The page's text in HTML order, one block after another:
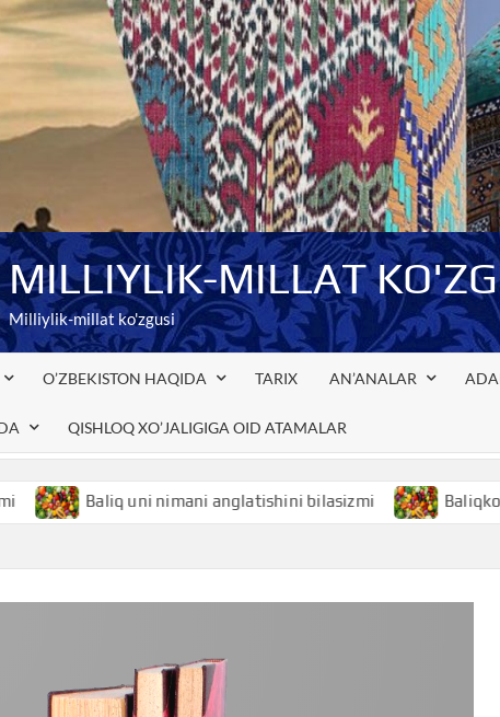
MILLIYLIK-MILLAT
Milliylik-millat ko'zgusi
O’ZBEKISTON HAQIDA TARIX AN’ANALAR
QISHLOQ XO’JALIGIGA OID ATAMALAR
Baliq uni nimani anglatishini bilasizmi Baliqko’z